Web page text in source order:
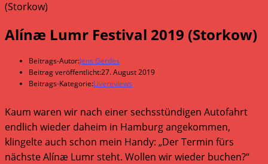
Alínæ Lumr Festival 2019 (Storkow)
Beitrags-Autor:Jens Gerdes
Beitrag veröffentlicht:27. August 2019
Beitrags-Kategorie:Livereviews
Kaum waren wir nach einer sechsstündigen Autofahrt
endlich wieder daheim in Hamburg angekommen,
klingelte auch schon mein Handy: „Der Termin fürs
nächste Alínæ Lumr steht. Wollen wir wieder buchen?“